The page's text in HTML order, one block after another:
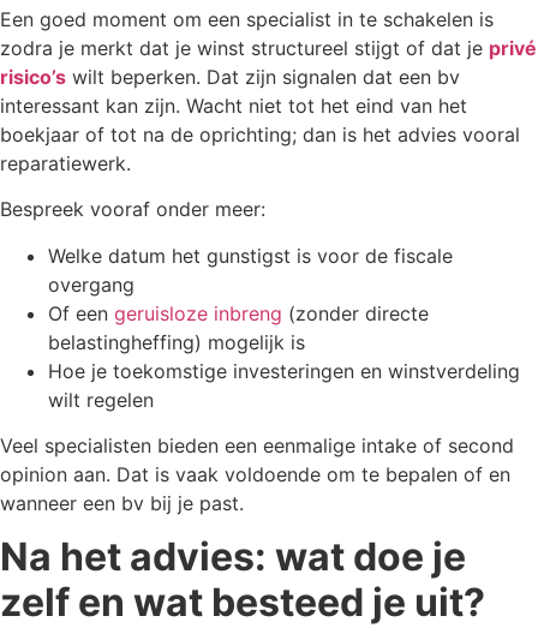
Een goed moment om een specialist in te schakelen is
zodra je merkt dat je winst structureel stijgt of dat je privé
risico’s wilt beperken. Dat zijn signalen dat een bv
interessant kan zijn. Wacht niet tot het eind van het
boekjaar of tot na de oprichting; dan is het advies vooral
reparatiewerk.
Bespreek vooraf onder meer:
Welke datum het gunstigst is voor de fiscale
overgang
Of een geruisloze inbreng (zonder directe
belastingheffing) mogelijk is
Hoe je toekomstige investeringen en winstverdeling
wilt regelen
Veel specialisten bieden een eenmalige intake of second
opinion aan. Dat is vaak voldoende om te bepalen of en
wanneer een bv bij je past.
Na het advies: wat doe je
zelf en wat besteed je uit?